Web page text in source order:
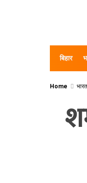
बिहार
Home भारत